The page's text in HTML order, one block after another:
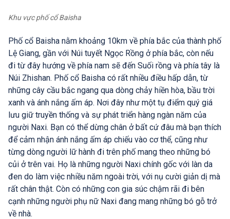
Khu vực phố cổ Baisha
Phố cổ Baisha nằm khoảng 10km về phía bắc của thành phố
Lệ Giang, gần với Núi tuyết Ngọc Rồng ở phía bắc, còn nếu
đi từ đây hướng về phía nam sẽ đến Suối rồng và phía tây là
Núi Zhishan. Phố cổ Baisha có rất nhiều điều hấp dẫn, từ
những cây cầu bắc ngang qua dòng chảy hiền hòa, bầu trời
xanh và ánh nắng ấm áp. Nơi đây như một tụ điểm quý giá
lưu giữ truyền thống và sự phát triển hàng ngàn năm của
người Naxi. Bạn có thể dừng chân ở bất cứ đâu mà bạn thích
để cảm nhận ánh nắng ấm áp chiếu vào cơ thể, cũng như
từng dòng người lữ hành đi trên phố mang theo những bó
củi ở trên vai. Họ là những người Naxi chính gốc với làn da
đen do làm việc nhiều năm ngoài trời, với nụ cười giản dị mà
rất chân thật. Còn có những con gia súc chậm rãi đi bên
cạnh những người phụ nữ Naxi đang mang những bó gỗ trở
về nhà.